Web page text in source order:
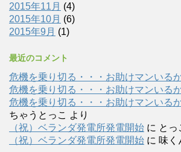
2015年11月 (4)
2015年10月 (6)
2015年9月 (1)
最近のコメント
危機を乗り切る・・・お助けマンいる
危機を乗り切る・・・お助けマンいる
危機を乗り切る・・・お助けマンいる
ちゃうとっこ より
（祝）ベランダ発電所発電開始 に とっ
（祝）ベランダ発電所発電開始 に 味く